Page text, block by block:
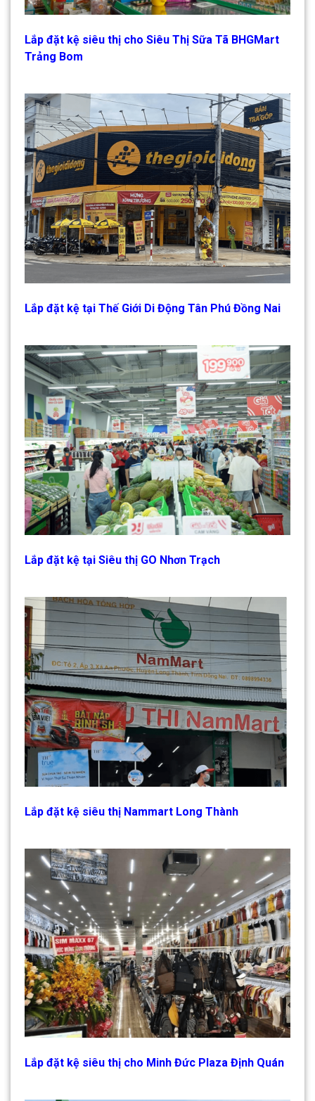
Lắp đặt kệ siêu thị cho Siêu Thị Sữa Tã BHGMart
Trảng Bom
Lắp đặt kệ tại Thế Giới Di Động Tân Phú Đồng Nai
Lắp đặt kệ tại Siêu thị GO Nhơn Trạch
Lắp đặt kệ siêu thị Nammart Long Thành
Lắp đặt kệ siêu thị cho Minh Đức Plaza Định Quán